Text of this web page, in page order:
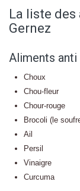
La liste
Gernez
Aliments
Choux
Chou-fleur
Chour-rouge
Brocoli (le
Ail
Persil
Vinaigre
Curcuma